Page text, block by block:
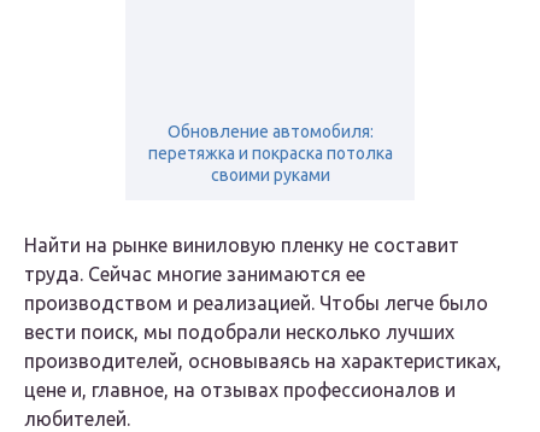
Обновление автомобиля:
перетяжка и покраска потолка
своими руками
Найти на рынке виниловую пленку не составит
труда. Сейчас многие занимаются ее
производством и реализацией. Чтобы легче было
вести поиск, мы подобрали несколько лучших
производителей, основываясь на характеристиках,
цене и, главное, на отзывах профессионалов и
любителей.